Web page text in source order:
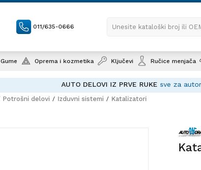
011/635-0666 Unesite kataloški broj ili
Gume Oprema i kozmetika Ključevi Ručice menjača
AUTO DELOVI IZ PRVE RUKE sve za
Potrošni delovi Izduvni sistemi Katalizatori